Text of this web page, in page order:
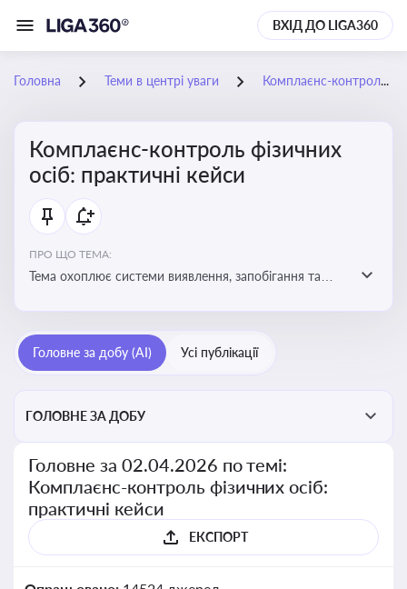
ВХІД ДО LIGA360
Головна Теми в центрі уваги Комплаєнс-контроль фізичних осіб: практичні кейси
Комплаєнс-контроль фізичних
осіб: практичні кейси
ПРО ЩО ТЕМА:
Тема охоплює системи виявлення, запобігання та
Головне за добу (AI) Усі публікації
ГОЛОВНЕ ЗА ДОБУ
Головне за 02.04.2026 по темі:
Комплаєнс-контроль фізичних осіб:
практичні кейси
ЕКСПОРТ